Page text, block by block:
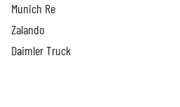
Munich Re
Zalando
Daimler Truck